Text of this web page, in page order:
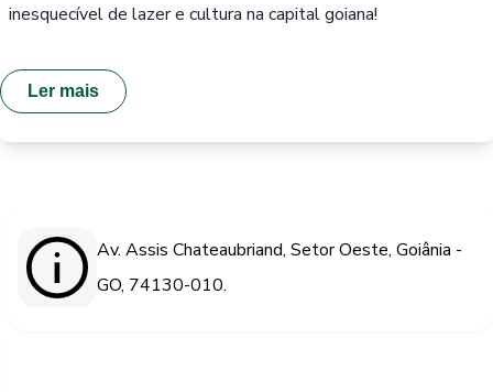
inesquecível de lazer e cultura na capital goiana!
Ler mais
Av. Assis Chateaubriand, Setor Oeste, Goiânia -
GO, 74130-010.